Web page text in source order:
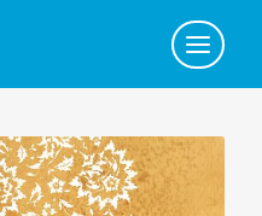
Click
to
view